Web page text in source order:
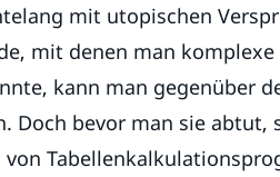
mit utopischen
mit denen man
kann man gegenüber
Doch bevor man sie